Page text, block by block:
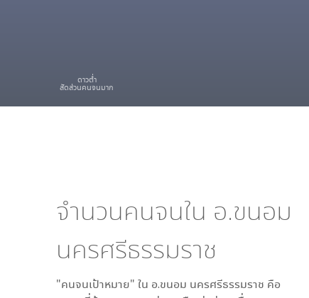
ดาวต่ำ
สัดส่วนคนจนมาก
จำนวนคนจนใน อ.ขนอม
นครศรีธรรมราช
"คนจนเป้าหมาย" ใน อ.ขนอม นครศรีธรรมราช คือ